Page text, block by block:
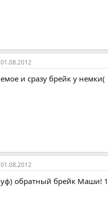
01.08.2012
емое и сразу брейк у немки(
01.08.2012
уф) обратный брейк Маши!